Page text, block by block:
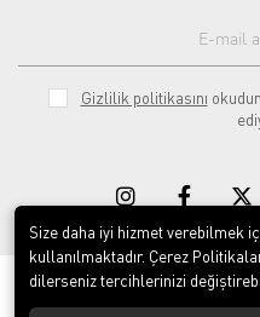
Gizlilik politikasını
© 2020Rekor
Size daha iyi hizmet verebilmek
kullanılmaktadır. Çerez
dilerseniz tercihlerinizi